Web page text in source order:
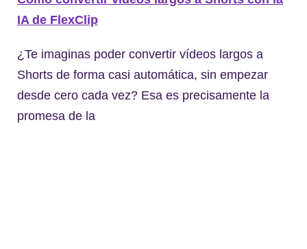
IA de FlexClip
¿Te imaginas poder convertir vídeos largos a
Shorts de forma casi automática, sin empezar
desde cero cada vez? Esa es precisamente la
promesa de la